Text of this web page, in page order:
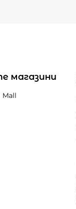
магазини
Mall